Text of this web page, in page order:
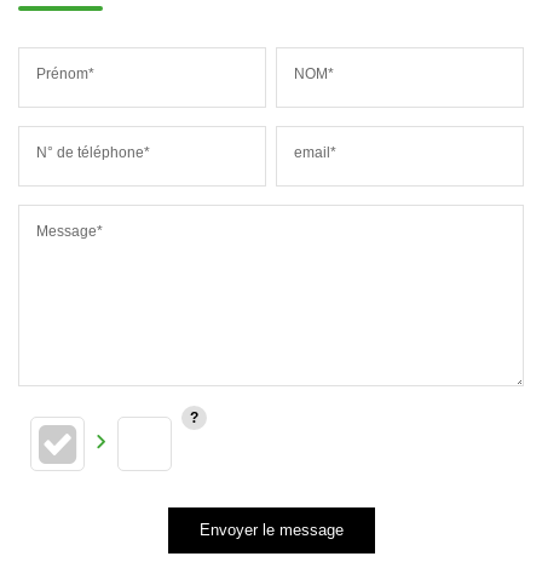
Prénom* NOM*
N° de téléphone* email*
Message*
Envoyer le message